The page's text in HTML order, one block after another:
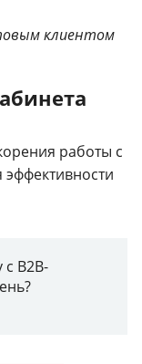
клиентом
работы с
B2B-